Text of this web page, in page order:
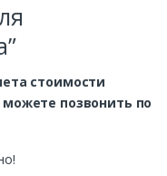
стоимости
позвонить по